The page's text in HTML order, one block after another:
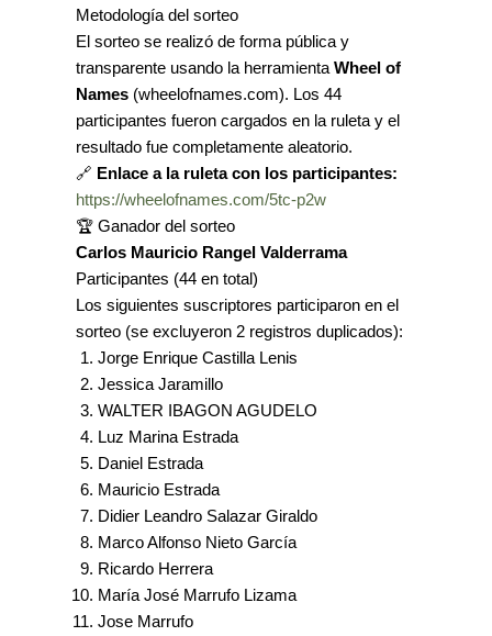
Metodología del sorteo
El sorteo se realizó de forma pública y
transparente usando la herramientaWheel of
Names (wheelofnames.com). Los 44
participantes fueron cargados en la ruleta y el
resultado fue completamente aleatorio.
🔗 Enlace a la ruleta con los participantes:
https://wheelofnames.com/5tc-p2w
🏆 Ganador del sorteo
Carlos Mauricio Rangel Valderrama
Participantes (44 en total)
Los siguientes suscriptores participaron en el
sorteo (se excluyeron 2 registros duplicados):
Jorge Enrique Castilla Lenis
Jessica Jaramillo
WALTER IBAGON AGUDELO
Luz Marina Estrada
Daniel Estrada
Mauricio Estrada
Didier Leandro Salazar Giraldo
Marco Alfonso Nieto García
Ricardo Herrera
María José Marrufo Lizama
Jose Marrufo